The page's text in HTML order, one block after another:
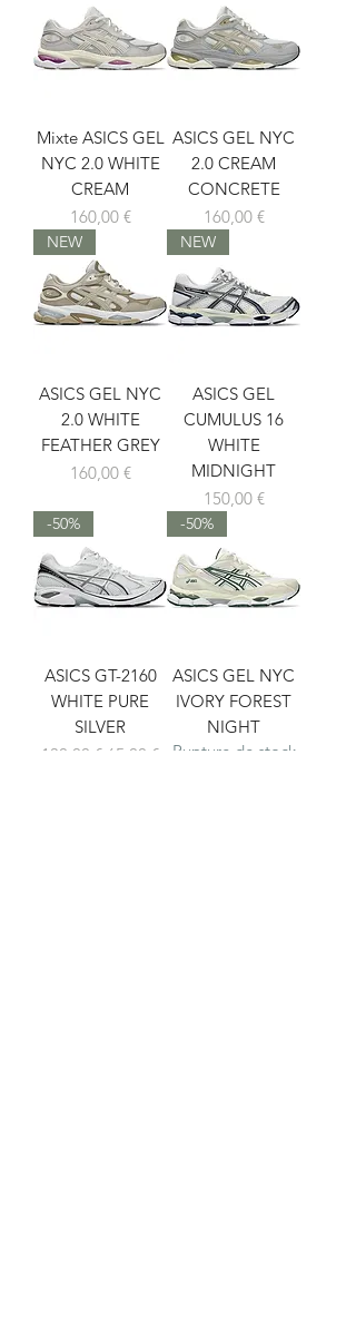
Mixte ASICS GEL
NYC 2.0 WHITE
CREAM
Prix
160,00 €
ASICS GEL NYC
2.0 CREAM
CONCRETE
Prix
160,00 €
NEW
ASICS GEL NYC
2.0 WHITE
FEATHER GREY
Prix
160,00 €
NEW
ASICS GEL
CUMULUS 16
WHITE
MIDNIGHT
Prix
150,00 €
-50%
ASICS GT-2160
WHITE PURE
SILVER
Prix original
130,00 € Prix promotionnel
65,00 €
-50%
ASICS GEL NYC
IVORY FOREST
NIGHT
Rupture de stock